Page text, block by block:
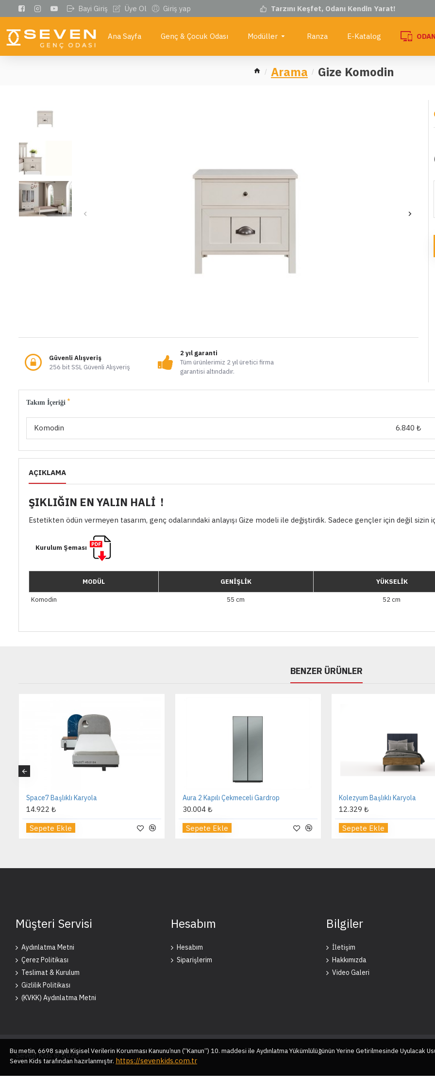
Bayi Giriş Üye Ol Giriş yap Tarzını Keşfet, Odanı Kendin Yarat!
Ana Sayfa Genç & Çocuk Odası Modüller Ranza E-Katalog
Arama Gize Komodin
Güvenli Alışveriş
256 bit SSL Güvenli Alışveriş
2 yıl garanti
Tüm ürünlerimiz 2 yıl üretici firma
garantisi altındadır.
Takım İçeriği
Komodin 6.840 ₺
AÇIKLAMA
ŞIKLIĞIN EN YALIN HALİ !
Estetikten ödün vermeyen tasarım, genç odalarındaki anlayışı Gize modeli ile değiştirdik. Sadece gençler için değil sizin
Kurulum Şeması
MODÜL GENİŞLİK YÜKSELİK
Komodin 55 cm 52 cm
BENZER ÜRÜNLER
Space7 Başlıklı Karyola
14.922 ₺
Sepete Ekle
Aura 2 Kapılı Çekmeceli Gardrop
30.004 ₺
Sepete Ekle
Kolezyum Başlıklı Karyola
12.329 ₺
Sepete Ekle
Müşteri Servisi
Aydınlatma Metni
Çerez Politikası
Teslimat & Kurulum
Gizlilik Politikası
(KVKK) Aydınlatma Metni
Hesabım
Hesabım
Siparişlerim
Bilgiler
İletişim
Hakkımızda
Video Galeri
Seven Kids © 2025
Bu metin, 6698 sayılı Kişisel Verilerin Korunması Kanunu’nun (“Kanun”) 10. maddesi ile Aydınlatma Yükümlülüğünün Yerine Getirilmesinde Uyulacak
Seven Kids tarafından hazırlanmıştır. https://sevenkids.com.tr